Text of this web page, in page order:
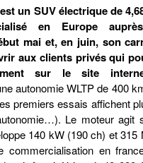
un SUV électrique de
en Europe
mai et, en juin, son
aux clients privés qui
sur le site
autonomie WLTP de 400
premiers essais affichent
Le moteur agit
140 kW (190 ch) et 315
en